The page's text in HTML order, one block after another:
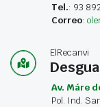
Tel.: 93
Correo:
ElRecanvi
Av. Máre
Pol. Ind.